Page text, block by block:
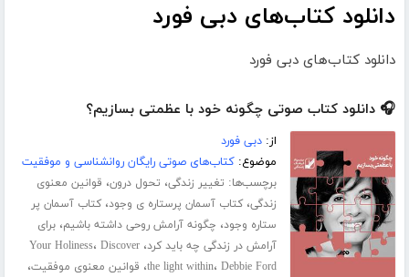
دانلود کتاب‌های دبی فورد
دانلود کتاب‌های دبی فورد
🎧 دانلود کتاب صوتی چگونه خود با عظمتی بسازیم؟
از:دبی فورد
موضوع:کتاب‌های صوتی رایگان روانشناسی و موفقیت
برچسب‌ها: تغییر زندگی، تحول درون، قوانین معنوی
زندگی،کتاب آسمان پرستاره ی وجود،کتاب آسمان پر
ستاره وجود، چگونه آرامش روحی داشته باشیم،برای
آرامش در زندگی چه باید کرد، Your Holiness، Discover
the light within، Debbie Ford ، قوانین معنوی موفقیت،